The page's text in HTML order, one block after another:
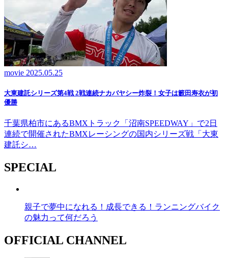
movie 2025.05.25
大東建託シリーズ第4戦 2戦連続ナカバヤシー炸裂！女子は籔田寿衣が初
優勝
千葉県柏市にあるBMXトラック「沼南SPEEDWAY」で2日
連続で開催されたBMXレーシングの国内シリーズ戦「大東
建託シ…
SPECIAL
親子で夢中になれる！成長できる！ランニングバイク
の魅力って何だろう
OFFICIAL CHANNEL